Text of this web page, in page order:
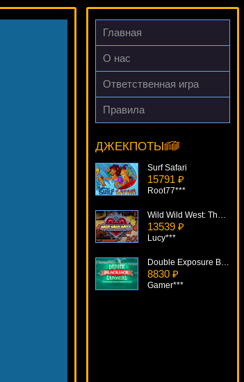
Главная
О нас
Ответственная игра
Правила
ДЖЕКПОТЫ
Bar 7's
Cteb***
Surf Safari
15791 ₽
Root77***
Wild Wild West: The Great Train Heist
13539 ₽
Lucy***
Double Exposure Blackjack Pro Series
8830 ₽
Gamer***